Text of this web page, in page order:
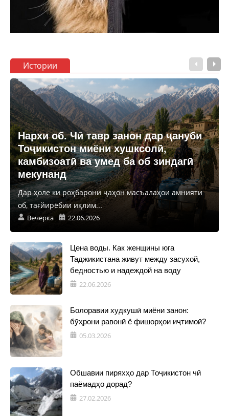
Истории
Нархи об. Чӣ тавр занон дар ҷануби
Тоҷикистон миёни хушксолӣ,
камбизоатӣ ва умед ба об зиндагӣ
мекунанд
Дар ҳоле ки роҳбарони ҷаҳон масъалаҳои амнияти
об, тағйирёбии иқлим...
Вечерка 22.06.2026
Цена воды. Как женщины юга
Таджикистана живут между засухой,
бедностью и надеждой на воду
22.06.2026
Болоравии худкушӣ миёни занон:
бӯҳрони равонӣ ё фишорҳои иҷтимоӣ?
05.03.2026
Обшавии пиряхҳо дар Тоҷикистон чӣ
паёмадҳо дорад?
27.02.2026